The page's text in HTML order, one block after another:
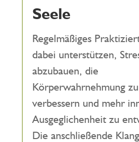
Seele
Regelmäßiges
dabei unterstützen,
abzubauen, die
Körperwahrnehmung zu
verbessern und mehr
Ausgeglichenheit zu
Die anschließende